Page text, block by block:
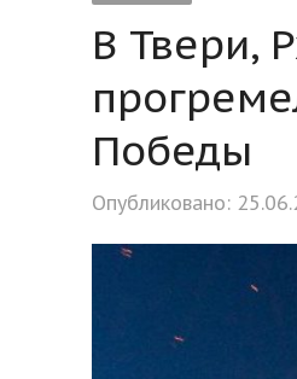
В Твери,
Победы
Опубликовано: